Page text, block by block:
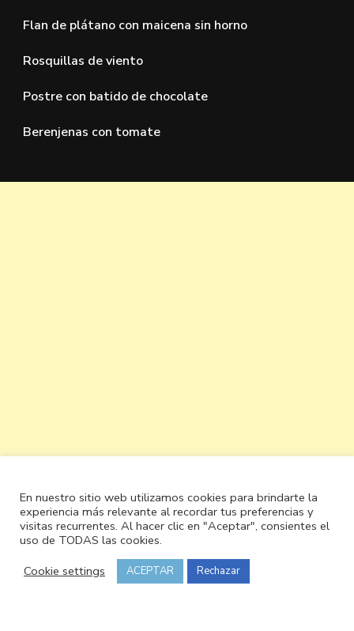
Flan de plátano con maicena sin horno
Rosquillas de viento
Postre con batido de chocolate
Berenjenas con tomate
En nuestro sitio web utilizamos cookies para brindarte la
experiencia más relevante al recordar tus preferencias y
visitas recurrentes. Al hacer clic en "Aceptar", consientes el
uso de TODAS las cookies.
Cookie settings
ACEPTAR Rechazar